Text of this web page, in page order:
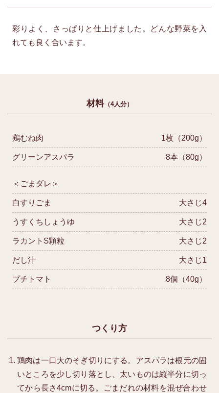
彩りよく、さっぱりと仕上げました。どんな野菜を入
れても良く合います。
材料（4人分）
鶏むね肉 1枚（200g）
グリーンアスパラ 8本（80g）
＜ごまダレ＞
白すりごま 大さじ4
うすくちしょうゆ 大さじ2
ラカントS顆粒 大さじ2
だし汁 大さじ1
プチトマト 8個（40g）
つくり方
鶏肉は一口大のそぎ切りにする。アスパラは根元の固
いところを少し切り落とし、太いものは縦半分に切っ
てから長さ4cmに切る。ごまだれの材料を混ぜ合わせ